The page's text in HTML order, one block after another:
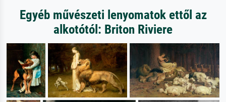
Egyéb művészeti lenyomatok ettől az
alkotótól: Briton Riviere